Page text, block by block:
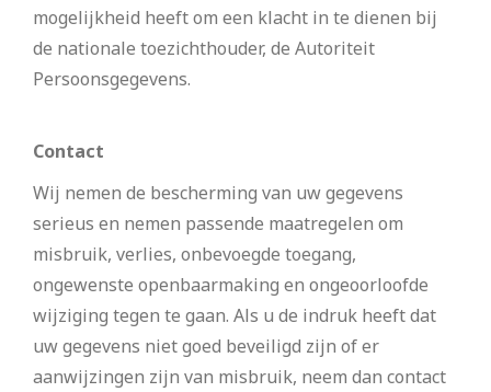
mogelijkheid heeft om een klacht in te dienen bij
de nationale toezichthouder, de Autoriteit
Persoonsgegevens.
Contact
Wij nemen de bescherming van uw gegevens
serieus en nemen passende maatregelen om
misbruik, verlies, onbevoegde toegang,
ongewenste openbaarmaking en ongeoorloofde
wijziging tegen te gaan. Als u de indruk heeft dat
uw gegevens niet goed beveiligd zijn of er
aanwijzingen zijn van misbruik, neem dan contact